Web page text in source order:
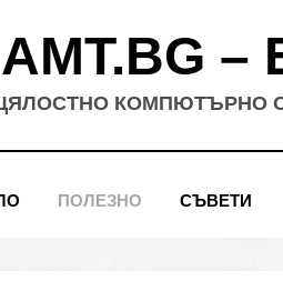
AMT.BG –
КОМПЮТЪРНО
ПОЛЕЗНО СЪВЕТИ